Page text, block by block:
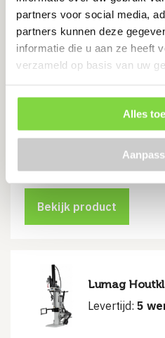
partners voor social media,
partners kunnen deze
informatie die u aan ze heeft
verzameld op basis van uw
Alles
Bekijk product
Lumag
Levertijd:5
€3,628.79
Bekijk product
Lumag
Levertijd: 5